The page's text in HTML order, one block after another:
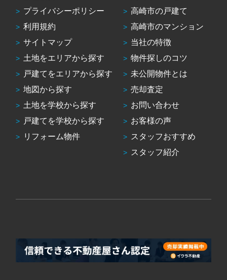
プライバシーポリシー
利用規約
サイトマップ
土地をエリアから探す
戸建てをエリアから探す
地図から探す
土地を学校から探す
戸建てを学校から探す
リフォーム物件
高崎市の戸建て
高崎市のマンション
当社の特徴
物件探しのコツ
未公開物件とは
売却査定
お問い合わせ
お客様の声
スタッフおすすめ
スタッフ紹介